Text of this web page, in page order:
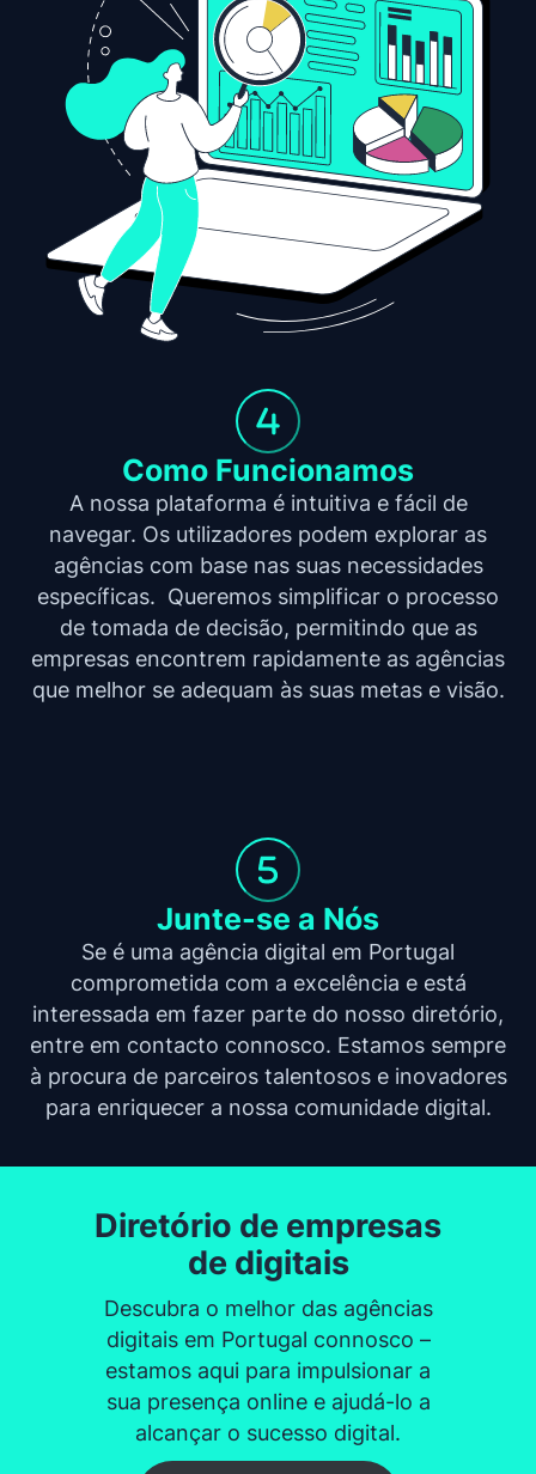
Como Funcionamos
A nossa plataforma é intuitiva e fácil de
navegar. Os utilizadores podem explorar as
agências com base nas suas necessidades
específicas. Queremos simplificar o processo
de tomada de decisão, permitindo que as
empresas encontrem rapidamente as agências
que melhor se adequam às suas metas e visão.
Junte-se a Nós
Se é uma agência digital em Portugal
comprometida com a excelência e está
interessada em fazer parte do nosso diretório,
entre em contacto connosco. Estamos sempre
à procura de parceiros talentosos e inovadores
para enriquecer a nossa comunidade digital.
Diretório de empresas
de digitais
Descubra o melhor das agências
digitais em Portugal connosco –
estamos aqui para impulsionar a
sua presença online e ajudá-lo a
alcançar o sucesso digital.